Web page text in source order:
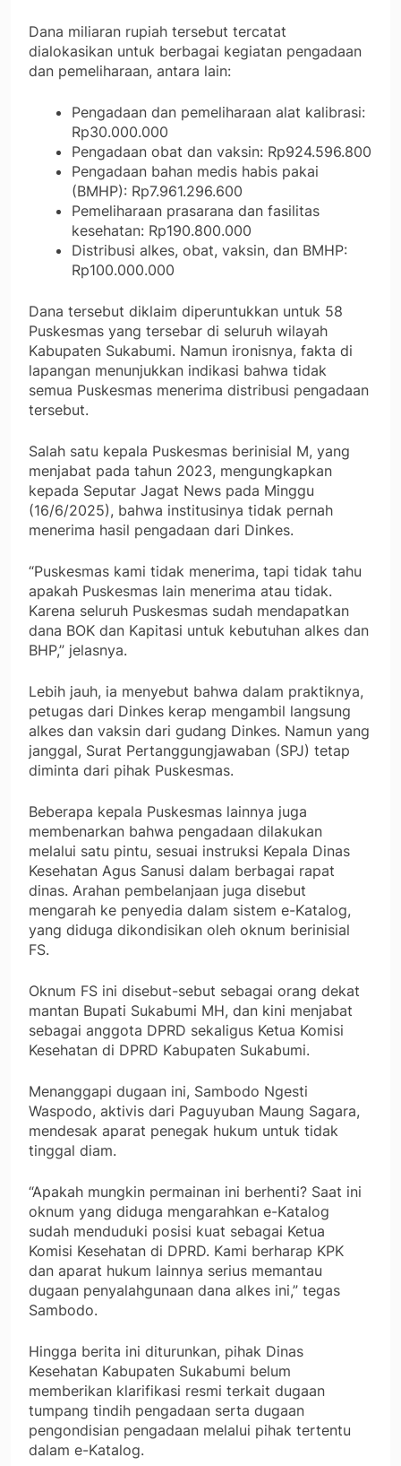
Dana miliaran rupiah tersebut tercatat
dialokasikan untuk berbagai kegiatan pengadaan
dan pemeliharaan, antara lain:
Pengadaan dan pemeliharaan alat kalibrasi:
Rp30.000.000
Pengadaan obat dan vaksin: Rp924.596.800
Pengadaan bahan medis habis pakai
(BMHP): Rp7.961.296.600
Pemeliharaan prasarana dan fasilitas
kesehatan: Rp190.800.000
Distribusi alkes, obat, vaksin, dan BMHP:
Rp100.000.000
Dana tersebut diklaim diperuntukkan untuk 58
Puskesmas yang tersebar di seluruh wilayah
Kabupaten Sukabumi. Namun ironisnya, fakta di
lapangan menunjukkan indikasi bahwa tidak
semua Puskesmas menerima distribusi pengadaan
tersebut.
Salah satu kepala Puskesmas berinisial M, yang
menjabat pada tahun 2023, mengungkapkan
kepada Seputar Jagat News pada Minggu
(16/6/2025), bahwa institusinya tidak pernah
menerima hasil pengadaan dari Dinkes.
“Puskesmas kami tidak menerima, tapi tidak tahu
apakah Puskesmas lain menerima atau tidak.
Karena seluruh Puskesmas sudah mendapatkan
dana BOK dan Kapitasi untuk kebutuhan alkes dan
BHP,” jelasnya.
Lebih jauh, ia menyebut bahwa dalam praktiknya,
petugas dari Dinkes kerap mengambil langsung
alkes dan vaksin dari gudang Dinkes. Namun yang
janggal, Surat Pertanggungjawaban (SPJ) tetap
diminta dari pihak Puskesmas.
Beberapa kepala Puskesmas lainnya juga
membenarkan bahwa pengadaan dilakukan
melalui satu pintu, sesuai instruksi Kepala Dinas
Kesehatan Agus Sanusi dalam berbagai rapat
dinas. Arahan pembelanjaan juga disebut
mengarah ke penyedia dalam sistem e-Katalog,
yang diduga dikondisikan oleh oknum berinisial
FS.
Oknum FS ini disebut-sebut sebagai orang dekat
mantan Bupati Sukabumi MH, dan kini menjabat
sebagai anggota DPRD sekaligus Ketua Komisi
Kesehatan di DPRD Kabupaten Sukabumi.
Menanggapi dugaan ini, Sambodo Ngesti
Waspodo, aktivis dari Paguyuban Maung Sagara,
mendesak aparat penegak hukum untuk tidak
tinggal diam.
“Apakah mungkin permainan ini berhenti? Saat ini
oknum yang diduga mengarahkan e-Katalog
sudah menduduki posisi kuat sebagai Ketua
Komisi Kesehatan di DPRD. Kami berharap KPK
dan aparat hukum lainnya serius memantau
dugaan penyalahgunaan dana alkes ini,” tegas
Sambodo.
Hingga berita ini diturunkan, pihak Dinas
Kesehatan Kabupaten Sukabumi belum
memberikan klarifikasi resmi terkait dugaan
tumpang tindih pengadaan serta dugaan
pengondisian pengadaan melalui pihak tertentu
dalam e-Katalog.